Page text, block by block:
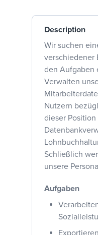
Description
Wir suchen
verschiedener
den Aufgaben
Verwalten
Nutzern
dieser
Schließlich
unsere
Aufgaben